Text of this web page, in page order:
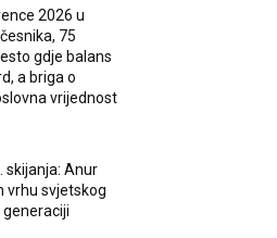
2026 u
75
gdje balans
a briga o
vrijednost
skijanja: Anur
vrhu svjetskog
generaciji